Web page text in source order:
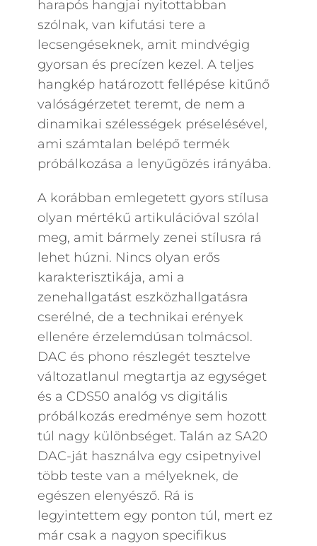
harapós hangjai nyitottabban
szólnak, van kifutási tere a
lecsengéseknek, amit mindvégig
gyorsan és precízen kezel. A teljes
hangkép határozott fellépése kitűnő
valóságérzetet teremt, de nem a
dinamikai szélességek préselésével,
ami számtalan belépő termék
próbálkozása a lenyűgözés irányába.
A korábban emlegetett gyors stílusa
olyan mértékű artikulációval szólal
meg, amit bármely zenei stílusra rá
lehet húzni. Nincs olyan erős
karakterisztikája, ami a
zenehallgatást eszközhallgatásra
cserélné, de a technikai erények
ellenére érzelemdúsan tolmácsol.
DAC és phono részlegét tesztelve
változatlanul megtartja az egységet
és a CDS50 analóg vs digitális
próbálkozás eredménye sem hozott
túl nagy különbséget. Talán az SA20
DAC-ját használva egy csipetnyivel
több teste van a mélyeknek, de
egészen elenyésző. Rá is
legyintettem egy ponton túl, mert ez
már csak a nagyon specifikus